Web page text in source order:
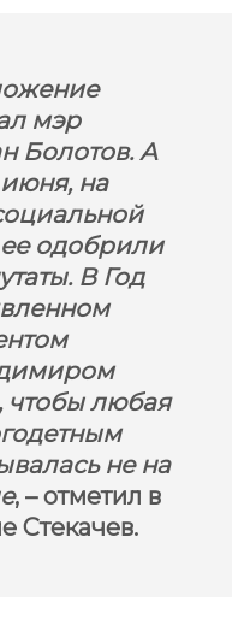
мэр
Болотов. А
июня, на
одобрили
В Год
чтобы любая
не на
, – отметил в
Стекачев.